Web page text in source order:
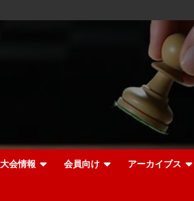
大会情報 会員向け アーカイブス